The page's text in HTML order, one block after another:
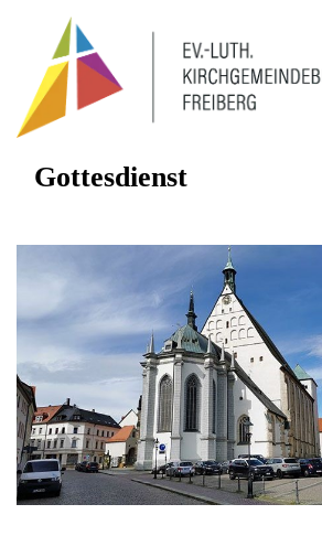
Gottesdienst